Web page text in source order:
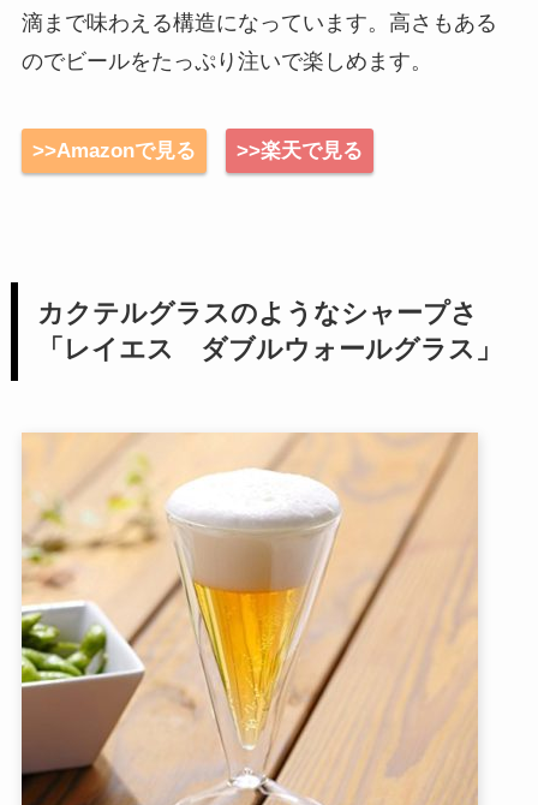
滴まで味わえる構造になっています。高さもある
のでビールをたっぷり注いで楽しめます。
>>Amazonで見る >>楽天で見る
カクテルグラスのようなシャープさ
「レイエス ダブルウォールグラス」